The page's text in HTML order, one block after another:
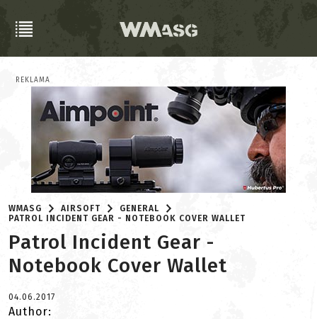
REKLAMA
WMASG AIRSOFT
GENERAL
PATROL INCIDENT GEAR - NOTEBOOK COVER WALLET
Patrol Incident Gear -
Notebook Cover Wallet
04.06.2017
Author: